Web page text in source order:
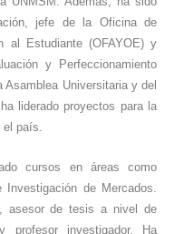
jefe de la Oficina de
al Estudiante (OFAYOE) y
y Perfeccionamiento
Asamblea Universitaria y del
liderado proyectos para la
el país.
cursos en áreas como
de Mercados.
asesor de tesis a nivel de
profesor investigador. Ha